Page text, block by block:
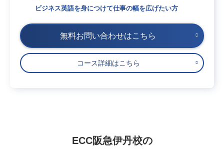
ビジネス英語を身につけて仕事の幅を広げたい方
無料お問い合わせはこちら
コース詳細はこちら
ECC阪急伊丹校の